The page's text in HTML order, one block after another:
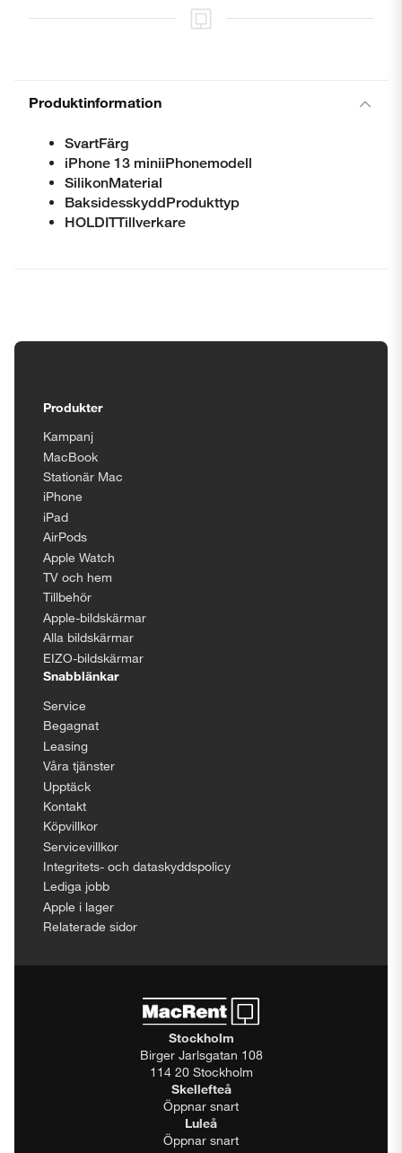
Produktinformation
SvartFärg
iPhone 13 miniiPhonemodell
SilikonMaterial
BaksidesskyddProdukttyp
HOLDITTillverkare
Produkter
Kampanj
MacBook
Stationär Mac
iPhone
iPad
AirPods
Apple Watch
TV och hem
Tillbehör
Apple-bildskärmar
Alla bildskärmar
EIZO-bildskärmar
Snabblänkar
Service
Begagnat
Leasing
Våra tjänster
Upptäck
Kontakt
Köpvillkor
Servicevillkor
Integritets- och dataskyddspolicy
Lediga jobb
Apple i lager
Relaterade sidor
Stockholm
Birger Jarlsgatan 108
114 20 Stockholm
Skellefteå
Öppnar snart
Luleå
Öppnar snart